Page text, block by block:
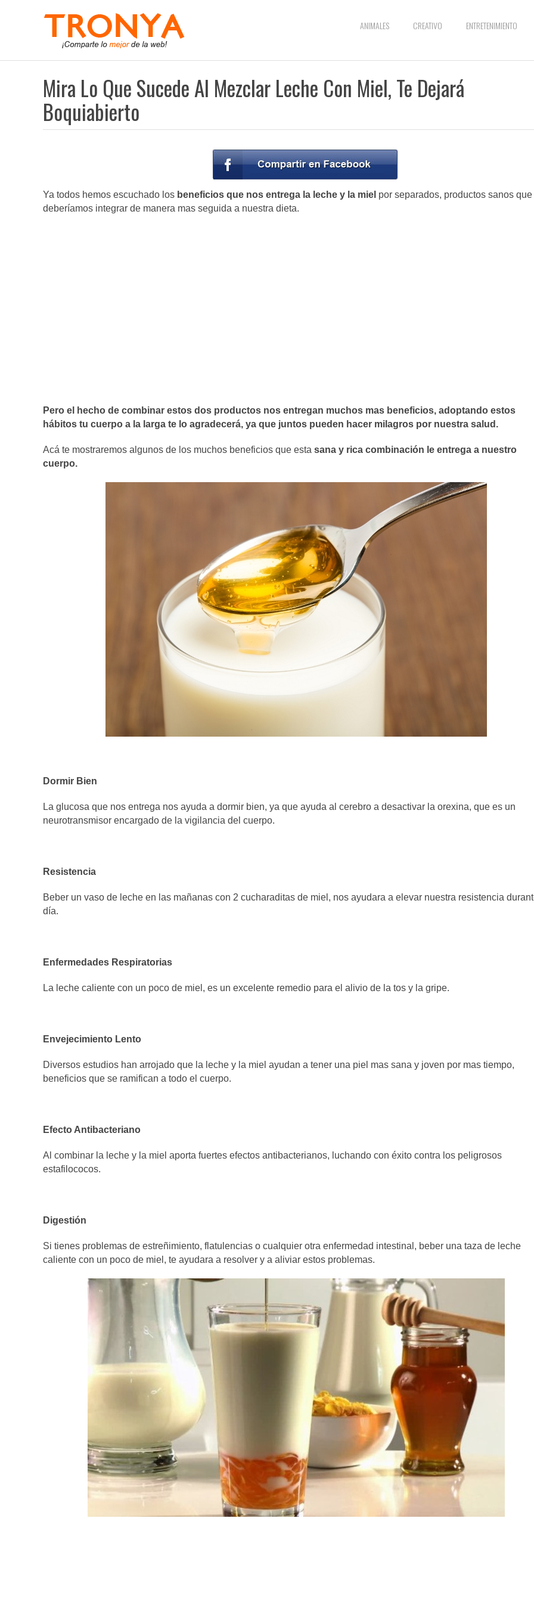
ANIMALES CREATIVO ENTRETENIMIENTO
Mira Lo Que Sucede Al Mezclar Leche Con Miel, Te Dejará
Boquiabierto
Ya todos hemos escuchado los beneficios que nos entrega la leche y la miel por separados, productos sanos que
deberíamos integrar de manera mas seguida a nuestra dieta.
Pero el hecho de combinar estos dos productos nos entregan muchos mas beneficios, adoptando estos
hábitos tu cuerpo a la larga te lo agradecerá, ya que juntos pueden hacer milagros por nuestra salud.
Acá te mostraremos algunos de los muchos beneficios que esta sana y rica combinación le entrega a nuestro
cuerpo.
Dormir Bien
La glucosa que nos entrega nos ayuda a dormir bien, ya que ayuda al cerebro a desactivar la orexina, que es un
neurotransmisor encargado de la vigilancia del cuerpo.
Resistencia
Beber un vaso de leche en las mañanas con 2 cucharaditas de miel, nos ayudara a elevar nuestra resistencia
día.
Enfermedades Respiratorias
La leche caliente con un poco de miel, es un excelente remedio para el alivio de la tos y la gripe.
Envejecimiento Lento
Diversos estudios han arrojado que la leche y la miel ayudan a tener una piel mas sana y joven por mas tiempo,
beneficios que se ramifican a todo el cuerpo.
Efecto Antibacteriano
Al combinar la leche y la miel aporta fuertes efectos antibacterianos, luchando con éxito contra los peligrosos
estafilococos.
Digestión
Si tienes problemas de estreñimiento, flatulencias o cualquier otra enfermedad intestinal, beber una taza de leche
caliente con un poco de miel, te ayudara a resolver y a aliviar estos problemas.